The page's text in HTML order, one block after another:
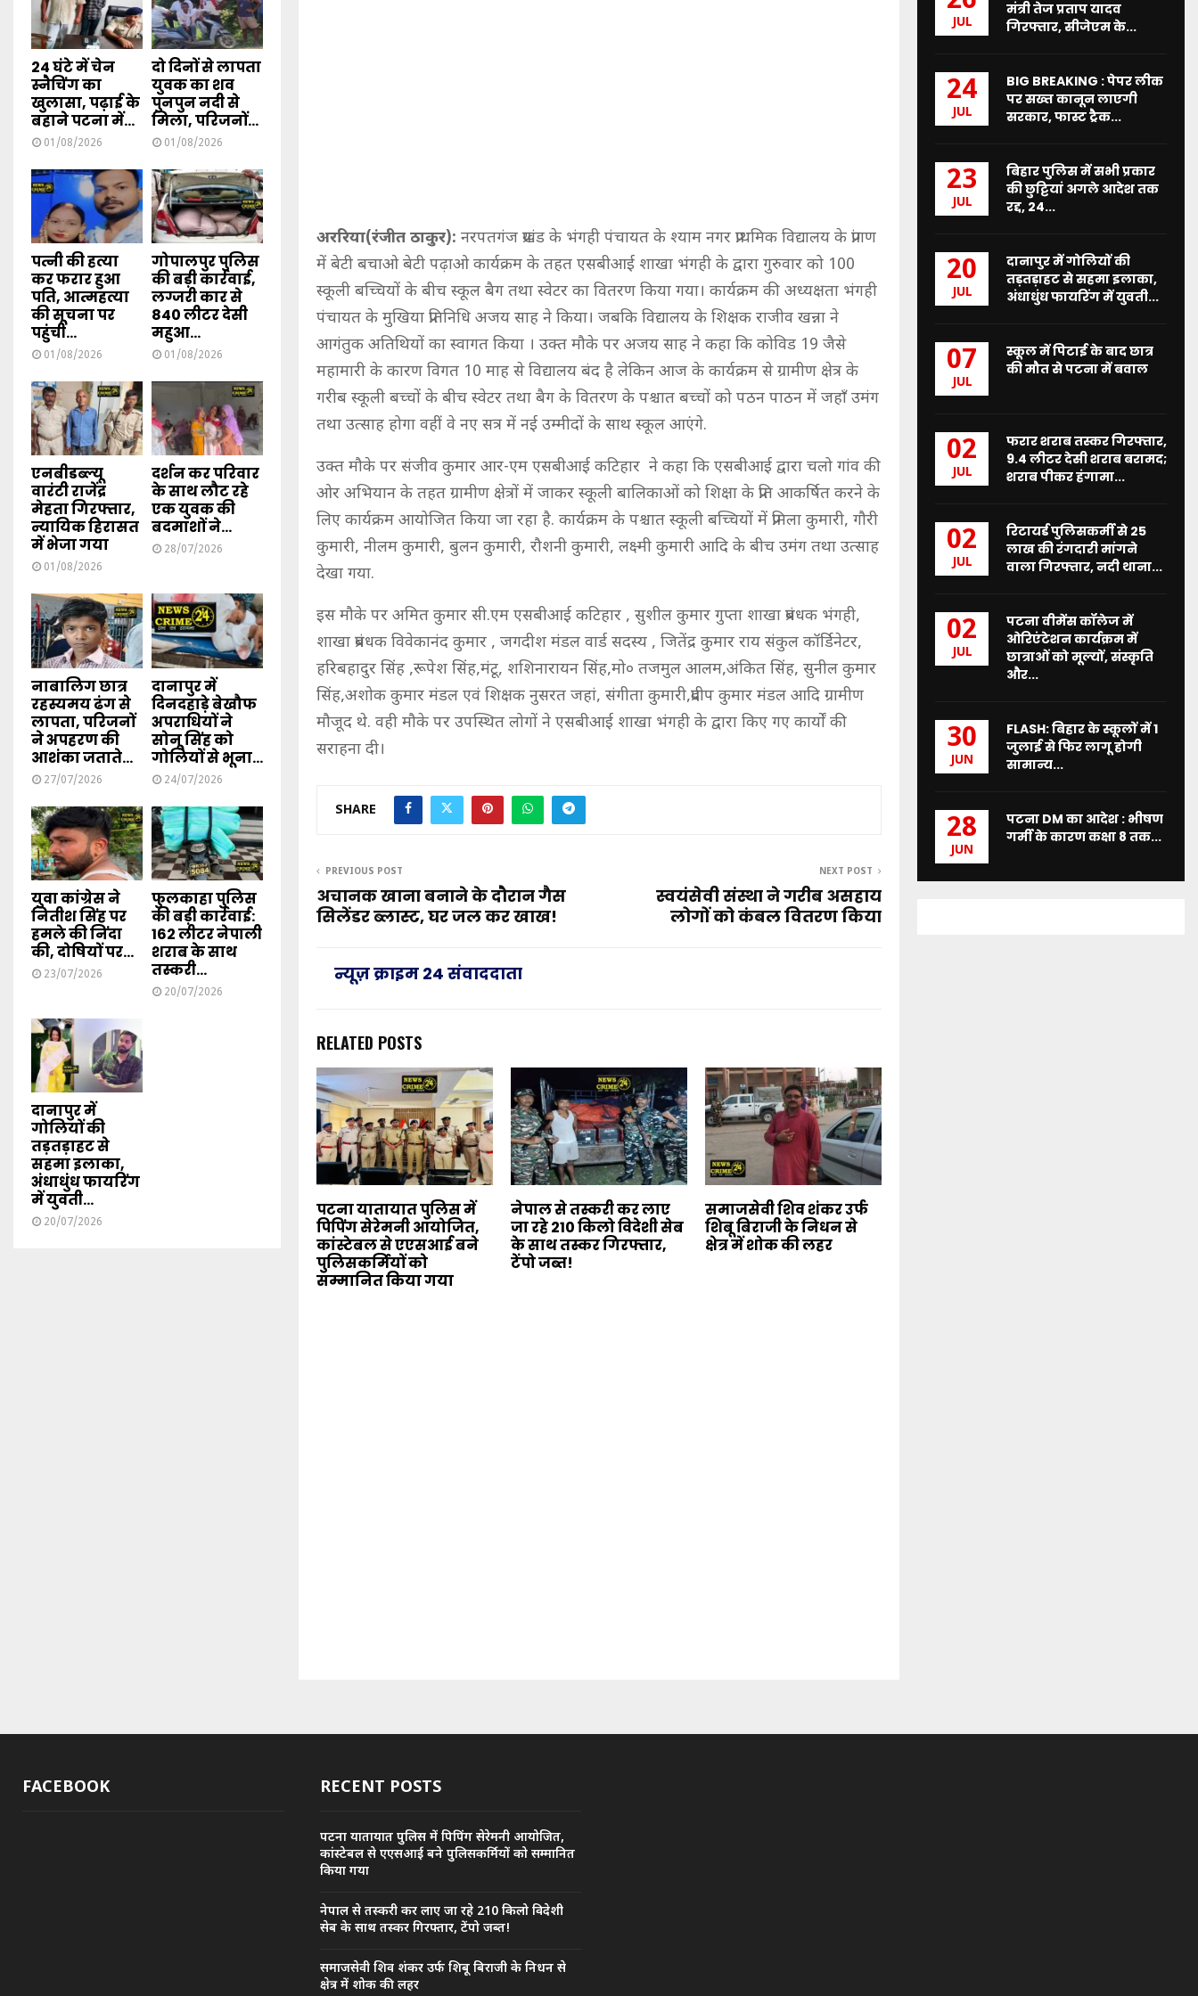
अररिया(रंजीत ठाकुर): नरपतगंज प्रखंड के भंगही पंचायत के श्याम नगर प्राथमिक विद्यालय के प्रांगण
में बेटी बचाओ बेटी पढ़ाओ कार्यक्रम के तहत एसबीआई शाखा भंगही के द्वारा गुरुवार को 100
स्कूली बच्चियों के बीच स्कूल बैग तथा स्वेटर का वितरण किया गया। कार्यक्रम की अध्यक्षता भंगही
पंचायत के मुखिया प्रतिनिधि अजय साह ने किया। जबकि विद्यालय के शिक्षक राजीव खन्ना ने
आगंतुक अतिथियों का स्वागत किया । उक्त मौके पर अजय साह ने कहा कि कोविड 19 जैसे
महामारी के कारण विगत 10 माह से विद्यालय बंद है लेकिन आज के कार्यक्रम से ग्रामीण क्षेत्र के
गरीब स्कूली बच्चों के बीच स्वेटर तथा बैग के वितरण के पश्चात बच्चों को पठन पाठन में जहाँ उमंग
तथा उत्साह होगा वहीं वे नए सत्र में नई उम्मीदों के साथ स्कूल आएंगे.
उक्त मौके पर संजीव कुमार आर-एम एसबीआई कटिहार ने कहा कि एसबीआई द्वारा चलो गांव की
ओर अभियान के तहत ग्रामीण क्षेत्रों में जाकर स्कूली बालिकाओं को शिक्षा के प्रति आकर्षित करने के
लिए कार्यक्रम आयोजित किया जा रहा है. कार्यक्रम के पश्चात स्कूली बच्चियों में प्रमिला कुमारी, गौरी
कुमारी, नीलम कुमारी, बुलन कुमारी, रौशनी कुमारी, लक्ष्मी कुमारी आदि के बीच उमंग तथा उत्साह
देखा गया.
इस मौके पर अमित कुमार सी.एम एसबीआई कटिहार , सुशील कुमार गुप्ता शाखा प्रबंधक भंगही,
शाखा प्रबंधक विवेकानंद कुमार , जगदीश मंडल वार्ड सदस्य , जितेंद्र कुमार राय संकुल कॉर्डिनेटर,
हरिबहादुर सिंह ,रूपेश सिंह,मंटू, शशिनारायन सिंह,मो० तजमुल आलम,अंकित सिंह, सुनील कुमार
सिंह,अशोक कुमार मंडल एवं शिक्षक नुसरत जहां, संगीता कुमारी,प्रदीप कुमार मंडल आदि ग्रामीण
मौजूद थे. वही मौके पर उपस्थित लोगों ने एसबीआई शाखा भंगही के द्वारा किए गए कार्यों की
सराहना दी।
SHARE
PREVIOUS POST
अचानक खाना बनाने के दौरान गैस
सिलेंडर ब्लास्ट, घर जल कर खाख!
NEXT POST
स्वयंसेवी संस्था ने गरीब असहाय
लोगों को कंबल वितरण किया
न्यूज़ क्राइम 24 संवाददाता
RELATED POSTS
पटना यातायात पुलिस में
पिपिंग सेरेमनी आयोजित,
कांस्टेबल से एएसआई बने
पुलिसकर्मियों को
सम्मानित किया गया
नेपाल से तस्करी कर लाए
जा रहे 210 किलो विदेशी सेब
के साथ तस्कर गिरफ्तार,
टेंपो जब्त!
समाजसेवी शिव शंकर उर्फ
शिबू बिराजी के निधन से
क्षेत्र में शोक की लहर
24 घंटे में चेन
स्नैचिंग का
खुलासा, पढ़ाई के
बहाने पटना में...
01/08/2026
दो दिनों से लापता
युवक का शव
पुनपुन नदी से
मिला, परिजनों...
01/08/2026
पत्नी की हत्या
कर फरार हुआ
पति, आत्महत्या
की सूचना पर
पहुंची...
01/08/2026
गोपालपुर पुलिस
की बड़ी कार्रवाई,
लग्जरी कार से
840 लीटर देसी
महुआ...
01/08/2026
एनबीडब्ल्यू
वारंटी राजेंद्र
मेहता गिरफ्तार,
न्यायिक हिरासत
में भेजा गया
01/08/2026
दर्शन कर परिवार
के साथ लौट रहे
एक युवक की
बदमाशों ने...
28/07/2026
नाबालिग छात्र
रहस्यमय ढंग से
लापता, परिजनों
ने अपहरण की
आशंका जताते...
27/07/2026
दानापुर में
दिनदहाड़े बेखौफ
अपराधियों ने
सोनू सिंह को
गोलियों से भूना...
24/07/2026
युवा कांग्रेस ने
नितीश सिंह पर
हमले की निंदा
की, दोषियों पर...
23/07/2026
फुलकाहा पुलिस
की बड़ी कार्रवाई:
162 लीटर नेपाली
शराब के साथ
तस्करी...
20/07/2026
दानापुर में
गोलियों की
तड़तड़ाहट से
सहमा इलाका,
अंधाधुंध फायरिंग
में युवती...
20/07/2026
JUL
मंत्री तेज प्रताप यादव
गिरफ्तार, सीजेएम के...
24
JUL
BIG BREAKING : पेपर लीक
पर सख्त कानून लाएगी
सरकार, फास्ट ट्रैक...
23
JUL
बिहार पुलिस में सभी प्रकार
की छुट्टियां अगले आदेश तक
रद्द, 24...
20
JUL
दानापुर में गोलियों की
तड़तड़ाहट से सहमा इलाका,
अंधाधुंध फायरिंग में युवती...
07
JUL
स्कूल में पिटाई के बाद छात्र
की मौत से पटना में बवाल
02
JUL
फरार शराब तस्कर गिरफ्तार,
9.4 लीटर देसी शराब बरामद;
शराब पीकर हंगामा...
02
JUL
रिटायर्ड पुलिसकर्मी से 25
लाख की रंगदारी मांगने
वाला गिरफ्तार, नदी थाना...
02
JUL
पटना वीमेंस कॉलेज में
ओरिएंटेशन कार्यक्रम में
छात्राओं को मूल्यों, संस्कृति
और...
30
JUN
FLASH: बिहार के स्कूलों में 1
जुलाई से फिर लागू होगी
सामान्य...
28
JUN
पटना DM का आदेश : भीषण
गर्मी के कारण कक्षा 8 तक...
FACEBOOK RECENT POSTS
पटना यातायात पुलिस में पिपिंग सेरेमनी आयोजित,
कांस्टेबल से एएसआई बने पुलिसकर्मियों को सम्मानित
किया गया
नेपाल से तस्करी कर लाए जा रहे 210 किलो विदेशी
सेब के साथ तस्कर गिरफ्तार, टेंपो जब्त!
समाजसेवी शिव शंकर उर्फ शिबू बिराजी के निधन से
क्षेत्र में शोक की लहर